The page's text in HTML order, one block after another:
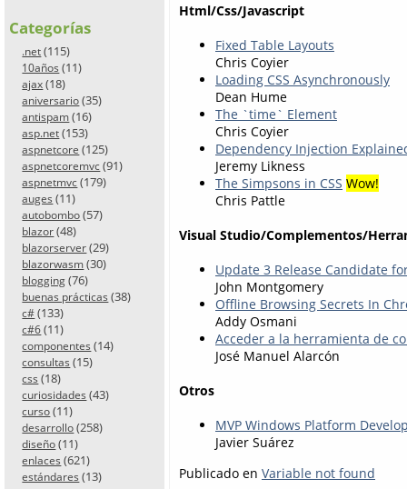
Categorías
.net (115)
10años (11)
ajax (18)
aniversario (35)
antispam (16)
asp.net (153)
aspnetcore (125)
aspnetcoremvc (91)
aspnetmvc (179)
auges (11)
autobombo (57)
blazor (48)
blazorserver (29)
blazorwasm (30)
blogging (76)
buenas prácticas (38)
c# (133)
c#6 (11)
componentes (14)
consultas (15)
css (18)
curiosidades (43)
curso (11)
desarrollo (258)
diseño (11)
enlaces (621)
estándares (13)
Html/Css/Javascript
Fixed Table Layouts
Chris Coyier
Loading CSS Asynchronously
Dean Hume
The `time` Element
Chris Coyier
Dependency Injection
Jeremy Likness
The Simpsons in CSS Wow!
Chris Pattle
Visual Studio/Complementos/
Update 3 Release Candidate
John Montgomery
Offline Browsing Secrets In
Addy Osmani
Acceder a la herramienta de
José Manuel Alarcón
Otros
MVP Windows Platform
Javier Suárez
Publicado en Variable not found